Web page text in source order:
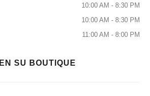
10:00 AM - 8:30 PM
10:00 AM - 8:30 PM
11:00 AM - 8:00 PM
EN SU BOUTIQUE